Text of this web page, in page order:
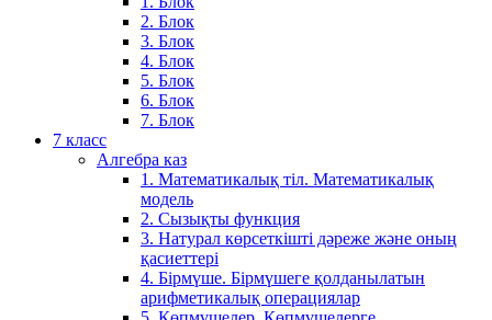
2. Блок
3. Блок
4. Блок
5. Блок
6. Блок
7. Блок
7 класс
Алгебра каз
1. Математикалық тіл. Математикалық
модель
2. Сызықты функция
3. Натурал көрсеткішті дәреже және оның
қасиеттері
4. Бірмүше. Бірмүшеге қолданылатын
арифметикалық операциялар